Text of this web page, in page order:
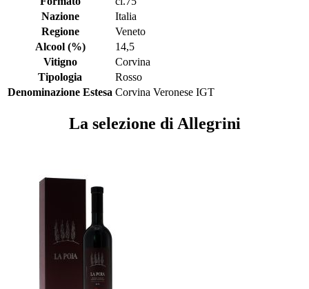
Nazione
Italia
Regione
Veneto
Alcool (%)
14,5
Vitigno
Corvina
Tipologia
Rosso
Denominazione Estesa Corvina Veronese IGT
La selezione di Allegrini